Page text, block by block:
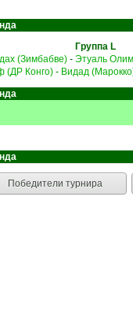
Группа L
(Зимбабве) - Этуаль
(ДР Конго)- Видад
Победители турнира